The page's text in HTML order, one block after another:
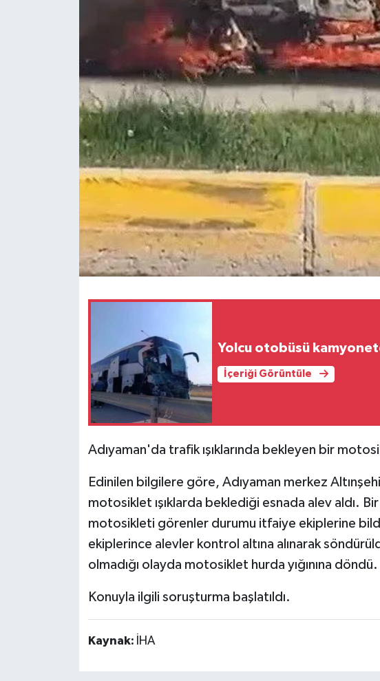
Yolcu otobüsü
İçeriği Görüntüle
Adıyaman'da trafik ışıklarında bekleyen bir
Edinilen bilgilere göre, Adıyaman merkez
motosiklet ışıklarda beklediği esnada alev aldı.
motosikleti görenler durumu itfaiye ekiplerine
ekiplerince alevler kontrol altına alınarak
olmadığı olayda motosiklet hurda yığınına döndü.
Konuyla ilgili soruşturma başlatıldı.
Kaynak: İHA